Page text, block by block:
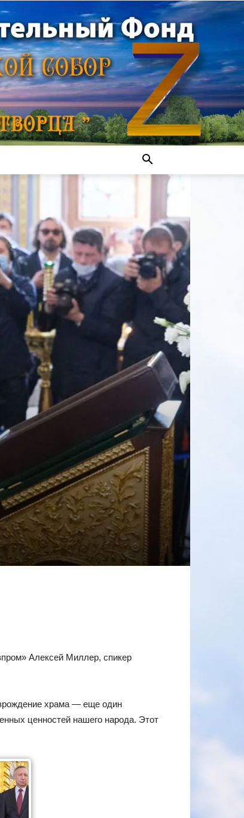
Алексей Миллер, спикер
храма — еще один
ценностей нашего народа. Этот